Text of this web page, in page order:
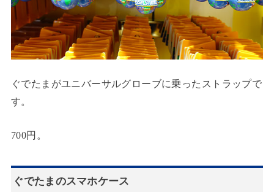
ぐでたまがユニバーサルグローブに乗ったストラップで
す。
700円。
ぐでたまのスマホケース